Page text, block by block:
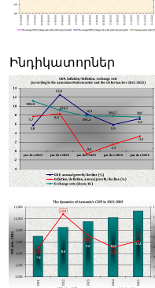
Սամվել Կարապետյանը
"հաջողությունն" է
ապրանքաշրջանառության
համեմատ
Ինդիկատորներ